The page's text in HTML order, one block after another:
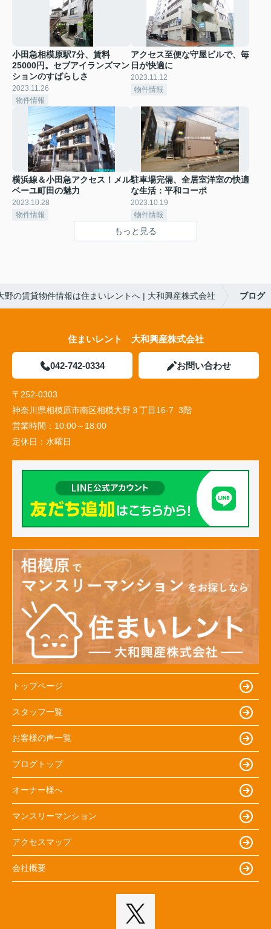
小田急相模原駅7分、賃料
25000円。セブアイランズマン
ションのすばらしさ
2023.11.26
物件情報
アクセス至便な守屋ビルで、毎
日が快適に
2023.11.12
物件情報
横浜線＆小田急アクセス！メル
ベーユ町田の魅力
2023.10.28
物件情報
駐車場完備、全居室洋室の快適
な生活：平和コーポ
2023.10.19
物件情報
もっと見る
野の賃貸物件情報は住まいレントへ | 大和興産株式会社 ブログ
住まいレント 大和興産株式会社
042-742-0334 お問い合わせ
〒252-0303
神奈川県相模原市南区相模大野３丁目16-7 3階
営業時間： 10:00～18:00
定休日： 水曜日
トップページ
スタッフ一覧
お客様の声一覧
ブログトップ
オーナー様へ
マンスリーマンション
アクセスマップ
会社概要